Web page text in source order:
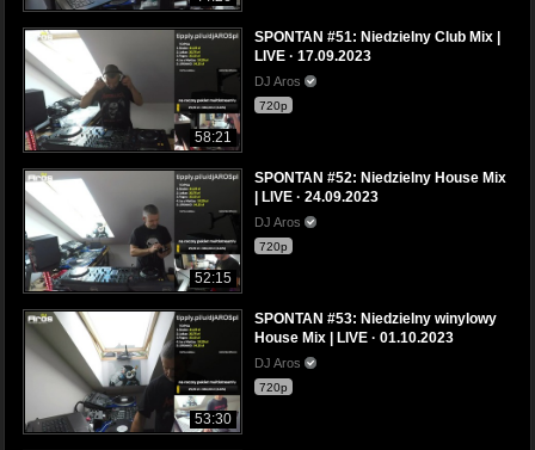
58:21
SPONTAN #51: Niedzielny Club Mix |
LIVE · 17.09.2023
DJ Aros
720p
52:15
SPONTAN #52: Niedzielny House Mix
| LIVE · 24.09.2023
DJ Aros
720p
53:30
SPONTAN #53: Niedzielny winylowy
House Mix | LIVE · 01.10.2023
DJ Aros
720p